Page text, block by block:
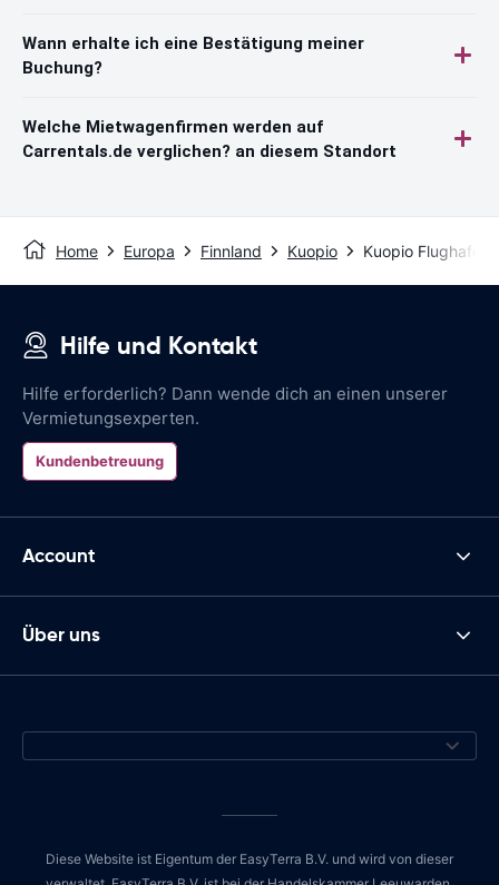
Wann erhalte ich eine Bestätigung meiner
Buchung?
Welche Mietwagenfirmen werden auf
Carrentals.de verglichen? an diesem Standort
Home Europa Finnland Kuopio Kuopio Flughafen
Hilfe und Kontakt
Hilfe erforderlich? Dann wende dich an einen unserer
Vermietungsexperten.
Kundenbetreuung
Account
Über uns
Diese Website ist Eigentum der EasyTerra B.V. und wird von dieser